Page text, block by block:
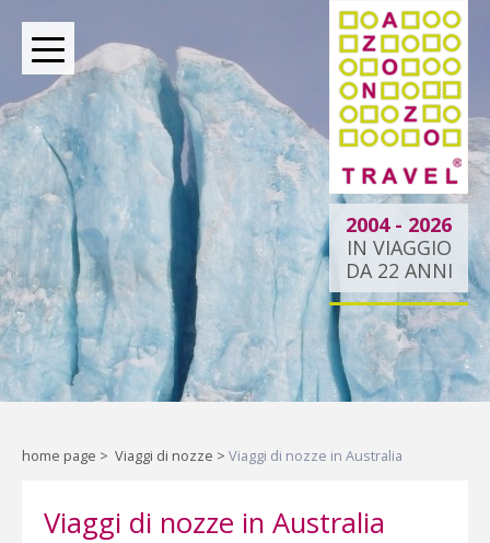
2004 - 2026
IN VIAGGIO
DA 22 ANNI
BOUTIQUE TOUR OPERATOR INDIPENDENTE DAL 2004
Oltre le rotte comuni:
la tua esperienza
esclusiva.
Liberi di esplorare il mondo,
al sicuro.
home page > Viaggi di nozze > Viaggi di nozze in Australia
Viaggi di nozze in Australia